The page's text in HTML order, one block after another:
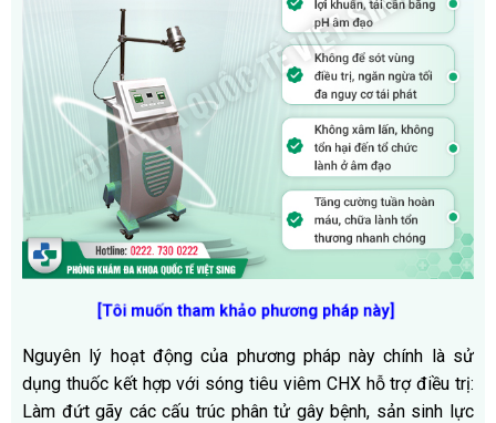
[Tôi muốn tham khảo phương pháp này]
Nguyên lý hoạt động của phương pháp này chính là sử
dụng thuốc kết hợp với sóng tiêu viêm CHX hỗ trợ điều trị:
Làm đứt gãy các cấu trúc phân tử gây bệnh, sản sinh lực